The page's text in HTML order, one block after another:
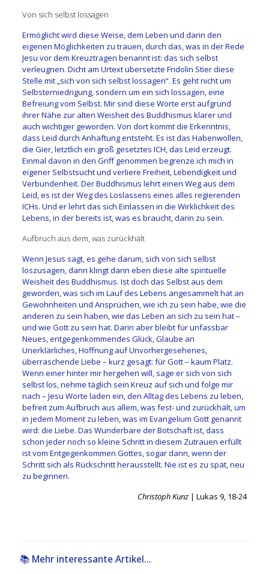
Von sich selbst lossagen
Ermöglicht wird diese Weise, dem Leben und darin den
eigenen Möglichkeiten zu trauen, durch das, was in der Rede
Jesu vor dem Kreuztragen benannt ist: das sich selbst
verleugnen. Dicht am Urtext übersetzte Fridolin Stier diese
Stelle mit „sich von sich selbst lossagen“. Es geht nicht um
Selbsterniedrigung, sondern um ein sich lossagen, eine
Befreiung vom Selbst. Mir sind diese Worte erst aufgrund
ihrer Nähe zur alten Weisheit des Buddhismus klarer und
auch wichtiger geworden. Von dort kommt die Erkenntnis,
dass Leid durch Anhaftung entsteht. Es ist das Habenwollen,
die Gier, letztlich ein groß gesetztes ICH, das Leid erzeugt.
Einmal davon in den Griff genommen begrenze ich mich in
eigener Selbstsucht und verliere Freiheit, Lebendigkeit und
Verbundenheit. Der Buddhismus lehrt einen Weg aus dem
Leid, es ist der Weg des Loslassens eines alles regierenden
ICHs. Und er lehrt das sich Einlassen in die Wirklichkeit des
Lebens, in der bereits ist, was es braucht, darin zu sein.
Aufbruch aus dem, was zurückhält
Wenn Jesus sagt, es gehe darum, sich von sich selbst
loszusagen, dann klingt darin eben diese alte spirituelle
Weisheit des Buddhismus. Ist doch das Selbst aus dem
geworden, was sich im Lauf des Lebens angesammelt hat an
Gewohnheiten und Ansprüchen, wie ich zu sein habe, wie die
anderen zu sein haben, wie das Leben an sich zu sein hat –
und wie Gott zu sein hat. Darin aber bleibt für unfassbar
Neues, entgegenkommendes Glück, Glaube an
Unerklärliches, Hoffnung auf Unvorhergesehenes,
überraschende Liebe – kurz gesagt: für Gott – kaum Platz.
Wenn einer hinter mir hergehen will, sage er sich von sich
selbst los, nehme täglich sein Kreuz auf sich und folge mir
nach – Jesu Worte laden ein, den Alltag des Lebens zu leben,
befreit zum Aufbruch aus allem, was fest- und zurückhält, um
in jedem Moment zu leben, was im Evangelium Gott genannt
wird: die Liebe. Das Wunderbare der Botschaft ist, dass
schon jeder noch so kleine Schritt in diesem Zutrauen erfüllt
ist vom Entgegenkommen Gottes, sogar dann, wenn der
Schritt sich als Rückschritt herausstellt. Nie ist es zu spät, neu
zu beginnen.
Christoph Kunz | Lukas 9, 18-24
📚 Mehr interessante Artikel...